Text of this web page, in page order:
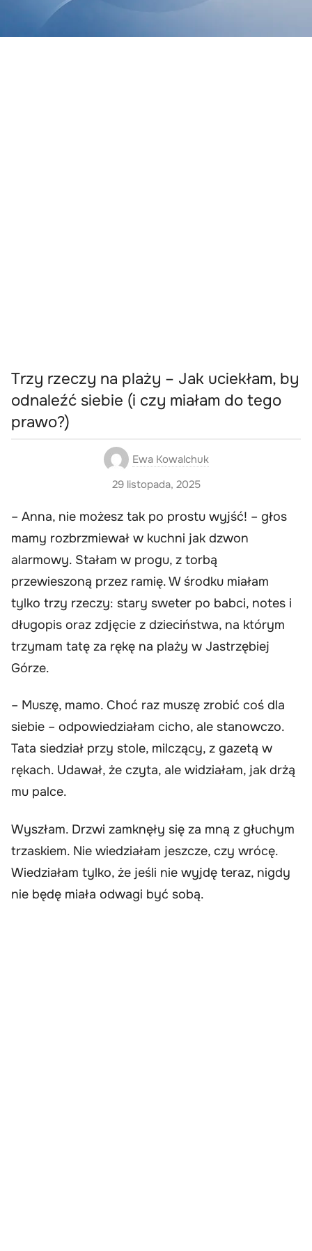
Trzy rzeczy na plaży – Jak uciekłam, by
odnaleźć siebie (i czy miałam do tego
prawo?)
Ewa Kowalchuk
29 listopada, 2025
– Anna, nie możesz tak po prostu wyjść! – głos
mamy rozbrzmiewał w kuchni jak dzwon
alarmowy. Stałam w progu, z torbą
przewieszoną przez ramię. W środku miałam
tylko trzy rzeczy: stary sweter po babci, notes i
długopis oraz zdjęcie z dzieciństwa, na którym
trzymam tatę za rękę na plaży w Jastrzębiej
Górze.
– Muszę, mamo. Choć raz muszę zrobić coś dla
siebie – odpowiedziałam cicho, ale stanowczo.
Tata siedział przy stole, milczący, z gazetą w
rękach. Udawał, że czyta, ale widziałam, jak drżą
mu palce.
Wyszłam. Drzwi zamknęły się za mną z głuchym
trzaskiem. Nie wiedziałam jeszcze, czy wrócę.
Wiedziałam tylko, że jeśli nie wyjdę teraz, nigdy
nie będę miała odwagi być sobą.